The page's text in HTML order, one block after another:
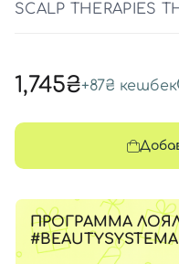
SCALP THERAPIES
1,745₴+87₴ кешбек
ПРОГРАММА
#BEAUTYSYSTEMA